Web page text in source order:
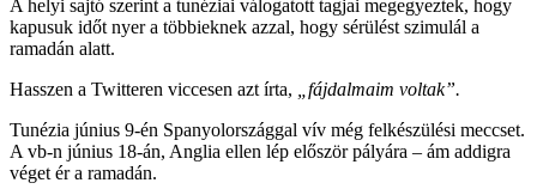
A helyi sajtó szerint a tunéziai válogatott tagjai megegyeztek, hogy
kapusuk időt nyer a többieknek azzal, hogy sérülést szimulál a
ramadán alatt.
Hasszen a Twitteren viccesen azt írta,
„fájdalmaim voltak”.
Tunézia június 9-én Spanyolországgal vív még felkészülési meccset.
A vb-n június 18-án, Anglia ellen lép először pályára – ám addigra
véget ér a ramadán.